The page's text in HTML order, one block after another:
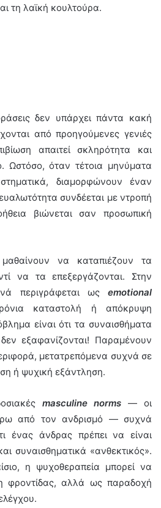
τη λαϊκή κουλτούρα.
δεν υπάρχει πάντα κακή
από προηγούμενες γενιές
απαιτεί σκληρότητα και
Ωστόσο, όταν τέτοια μηνύματα
διαμορφώνουν έναν
συνδέεται με ντροπή
βιώνεται σαν προσωπική
να καταπιέζουν τα
να τα επεξεργάζονται. Στην
περιγράφεται ως emotional
καταστολή ή απόκρυψη
είναι ότι τα συναισθήματα
εξαφανίζονται! Παραμένουν
μετατρεπόμενα συχνά σε
ή ψυχική εξάντληση.
masculine norms — οι
από τον ανδρισμό — συχνά
ένας άνδρας πρέπει να είναι
συναισθηματικά «ανθεκτικός».
η ψυχοθεραπεία μπορεί να
φροντίδας, αλλά ως παραδοχή